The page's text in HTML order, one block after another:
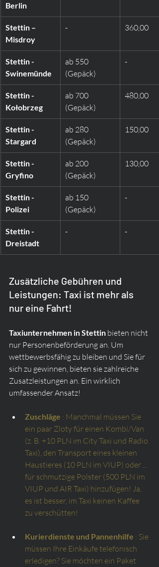
Berlin
Stettin –
Misdroy
- 360,00
Stettin -
Swinemünde
ab 550
(Gepäck)
-
Stettin -
Kołobrzeg
ab 700
(Gepäck)
480,00
Stettin -
Stargard
ab 280
(Gepäck)
150,00
Stettin -
Gryfino
ab 200
(Gepäck)
130,00
Stettin -
Polizei
ab 150
(Gepäck)
-
Stettin -
Dreistadt
- -
Zusätzliche Gebühren und
Leistungen: Taxi ist mehr als
nur eine Fahrt!
Taxiunternehmen in Stettin bieten nicht
nur Personenbeförderung an. Um
wettbewerbsfähig zu bleiben und Sie für
sich zu gewinnen, bieten sie zahlreiche
Zusatzleistungen an. Ein wirklich
umfassender Ansatz!
Zuschläge : Manchmal müssen Sie
ein paar Zloty für einen Kombi/Van
(z. B. +10 PLN im City Taxi und Radio
Taxi), den Transport eines kleinen
Haustieres (10 PLN im VIUP) oder ...
für schmutzige Polster (500 PLN im
VIUP und AIR Taxi) hinzufügen! Ja,
es ist besser, im Taxi keinen Kaffee
zu verschütten!
Kurierdienste und Pannenhilfe : Sie
müssen Ihre Einkäufe telefonisch
erledigen? Sie möchten ein Paket